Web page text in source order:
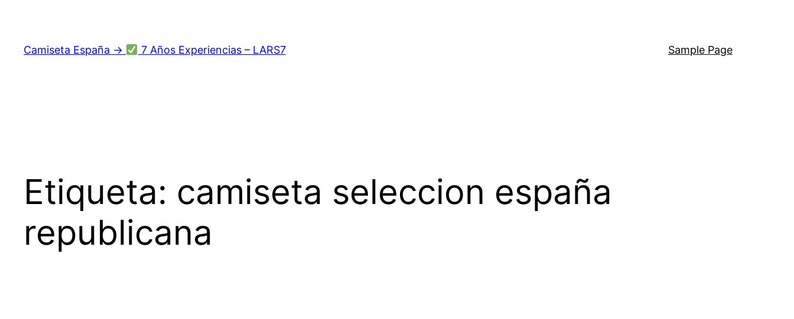
contenido
Camiseta España → 7 Años Experiencias – LARS7 Sample Page
Etiqueta: camiseta seleccion españa
republicana